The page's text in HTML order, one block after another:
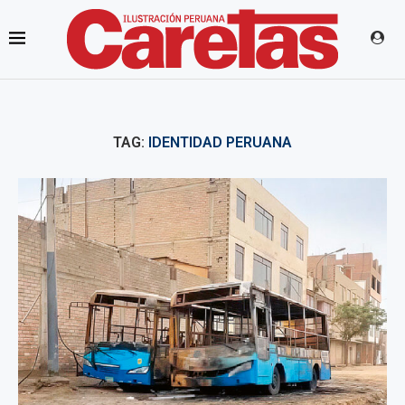
TAG: IDENTIDAD PERUANA